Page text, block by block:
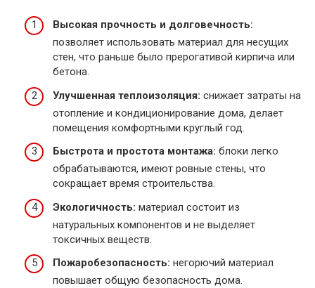
Высокая прочность и долговечность:
позволяет использовать материал для несущих
стен, что раньше было прерогативой кирпича или
бетона.
Улучшенная теплоизоляция: снижает затраты на
отопление и кондиционирование дома, делает
помещения комфортными круглый год.
Быстрота и простота монтажа: блоки легко
обрабатываются, имеют ровные стены, что
сокращает время строительства.
Экологичность: материал состоит из
натуральных компонентов и не выделяет
токсичных веществ.
Пожаробезопасность: негорючий материал
повышает общую безопасность дома.